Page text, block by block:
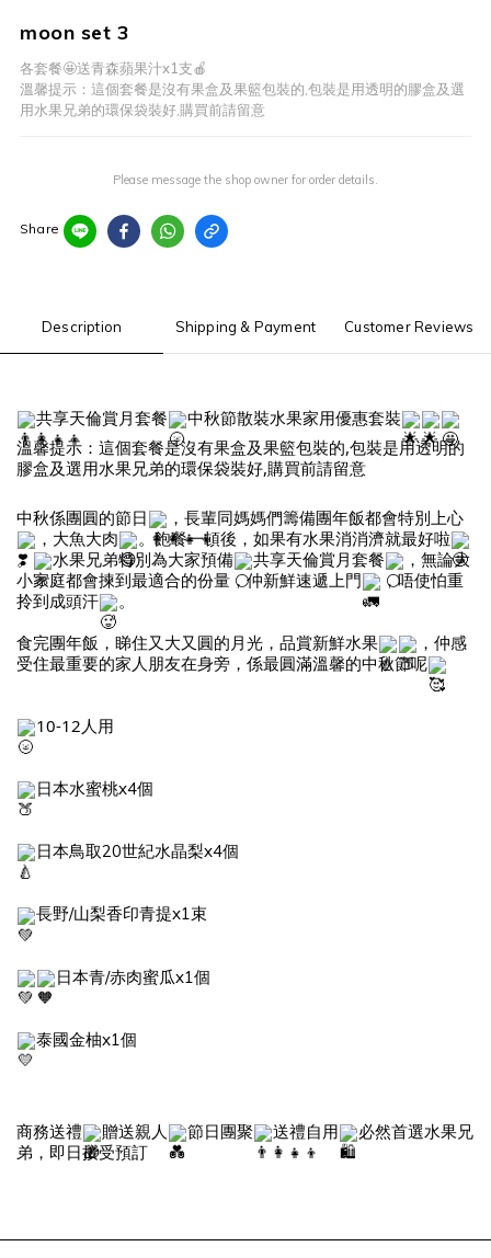
moon set 3
各套餐🤩送青森蘋果汁x1支🍎
溫馨提示：這個套餐是沒有果盒及果籃包裝的,包裝是用透明的膠盒及選
用水果兄弟的環保袋裝好,購買前請留意
Please message the shop owner for order details.
Share
Description Shipping & Payment Customer Reviews
共享天倫賞月套餐
中秋節散裝水果家用優惠套裝
溫馨提示：這個套餐是沒有果盒及果籃包裝的,包裝是用透明的
膠盒及選用水果兄弟的環保袋裝好,購買前請留意
中秋係團圓的節日
，長輩同媽媽們籌備團年飯都會特別上心
，大魚大肉
。飽餐一頓後，如果有水果消消濟就最好啦
。
水果兄弟特別為大家預備 共享天倫賞月套餐
，無論大
小家庭都會揀到最適合的份量，仲新鮮速遞上門
，唔使怕重
拎到成頭汗
。
食完團年飯，睇住又大又圓的月光，品賞新鮮水果
，仲感
受住最重要的家人朋友在身旁，係最圓滿溫馨的中秋節呢
10-12人用
日本水蜜桃x4個
日本鳥取20世紀水晶梨x4個
長野/山梨香印青提x1束
日本青/赤肉蜜瓜x1個
泰國金柚x1個
商務送禮 贈送親人 節日團聚 送禮自用
必然首選水果兄
弟，即日接受預訂